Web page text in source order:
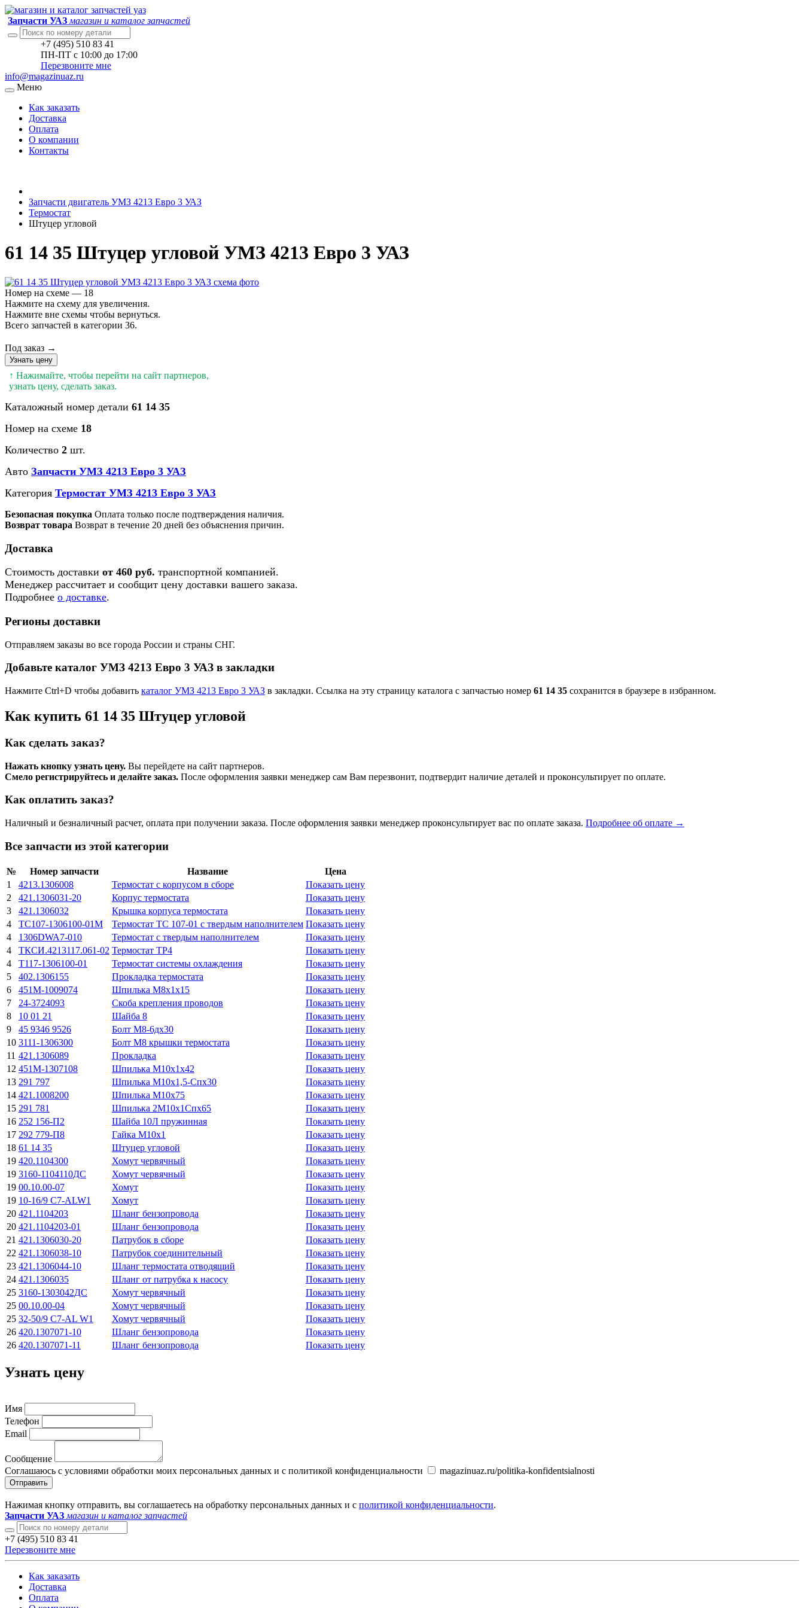
Запчасти УАЗ магазин и каталог запчастей
+7 (495) 510 83 41
ПН-ПТ с 10:00 до 17:00
Перезвоните мне
info@magazinuaz.ru
Меню
Как заказать
Доставка
Оплата
О компании
Контакты
Запчасти двигатель УМЗ 4213 Евро 3 УАЗ
Термостат
Штуцер угловой
61 14 35 Штуцер угловой УМЗ 4213 Евро 3 УАЗ
Номер на схеме — 18
Нажмите на схему для увеличения.
Нажмите вне схемы чтобы вернуться.
Всего запчастей в категории 36.
Под заказ →
Узнать цену
↑ Нажимайте, чтобы перейти на сайт партнеров,
узнать цену, сделать заказ.
Каталожный номер детали 61 14 35
Номер на схеме 18
Количество 2 шт.
Авто Запчасти УМЗ 4213 Евро 3 УАЗ
Категория Термостат УМЗ 4213 Евро 3 УАЗ
Безопасная покупка Оплата только после подтверждения наличия.
Возврат товара Возврат в течение 20 дней без объяснения причин.
Доставка
Стоимость доставки от 460 руб. транспортной компанией.
Менеджер рассчитает и сообщит цену доставки вашего заказа.
Подробнее о доставке.
Регионы доставки
Отправляем заказы во все города России и страны СНГ.
Добавьте каталог УМЗ 4213 Евро 3 УАЗ в закладки
Нажмите Ctrl+D чтобы добавить каталог УМЗ 4213 Евро 3 УАЗ в закладки. Ссылка на эту страницу каталога с запчастью номер 61 14 35 сохранится в браузере в избранном.
Как купить 61 14 35 Штуцер угловой
Как сделать заказ?
Нажать кнопку узнать цену. Вы перейдете на сайт партнеров.
Смело регистрируйтесь и делайте заказ. После оформления заявки менеджер сам Вам перезвонит, подтвердит наличие деталей и проконсультирует по оплате.
Как оплатить заказ?
Наличный и безналичный расчет, оплата при получении заказа. После оформления заявки менеджер проконсультирует вас по оплате заказа. Подробнее об оплате →
Все запчасти из этой категории
№ Номер запчасти Название
Цена
1
4213.1306008 Термостат с корпусом в сборе
Показать цену
2
421.1306031-20 Корпус термостата
Показать цену
3
421.1306032 Крышка корпуса термостата
Показать цену
4
ТС107-1306100-01М Термостат ТС 107-01 с твердым наполнителем Показать цену
4
1306DWA7-010 Термостат с твердым наполнителем
Показать цену
4
ТКСИ.4213117.061-02 Термостат ТР4
Показать цену
4
Т117-1306100-01 Термостат системы охлаждения
Показать цену
5
402.1306155 Прокладка термостата
Показать цену
6
451М-1009074 Шпилька М8х1х15
Показать цену
7
24-3724093 Скоба крепления проводов
Показать цену
8
10 01 21 Шайба 8
Показать цену
9
45 9346 9526 Болт М8-6дх30
Показать цену
10 3111-1306300 Болт М8 крышки термостата
Показать цену
11 421.1306089 Прокладка
Показать цену
12 451М-1307108 Шпилька М10х1х42
Показать цену
13 291 797 Шпилька М10х1,5-Спх30
Показать цену
14 421.1008200 Шпилька М10х75
Показать цену
15 291 781 Шпилька 2М10х1Спх65
Показать цену
16 252 156-П2 Шайба 10Л пружинная
Показать цену
17 292 779-П8 Гайка М10х1
Показать цену
18 61 14 35 Штуцер угловой
Показать цену
19 420.1104300 Хомут червячный
Показать цену
19 3160-1104110ДС Хомут червячный
Показать цену
19 00.10.00-07 Хомут
Показать цену
19 10-16/9 C7-ALW1 Хомут
Показать цену
20 421.1104203 Шланг бензопровода
Показать цену
20 421.1104203-01 Шланг бензопровода
Показать цену
21 421.1306030-20 Патрубок в сборе
Показать цену
22 421.1306038-10 Патрубок соединительный
Показать цену
23 421.1306044-10 Шланг термостата отводящий
Показать цену
24 421.1306035 Шланг от патрубка к насосу
Показать цену
25 3160-1303042ДС Хомут червячный
Показать цену
25 00.10.00-04 Хомут червячный
Показать цену
25 32-50/9 C7-AL W1 Хомут червячный
Показать цену
26 420.1307071-10 Шланг бензопровода
Показать цену
26 420.1307071-11 Шланг бензопровода Показать цену
Узнать цену
Имя
Телефон
Email
Сообщение
Соглашаюсь с условиями обработки моих персональных данных и с политикой конфиденциальности
magazinuaz.ru/politika-konfidentsialnosti
Отправить
Нажимая кнопку отправить, вы соглашаетесь на обработку персональных данных и с политикой конфиденциальности.
Запчасти УАЗ магазин и каталог запчастей
+7 (495) 510 83 41
Перезвоните мне
Как заказать
Доставка
Оплата